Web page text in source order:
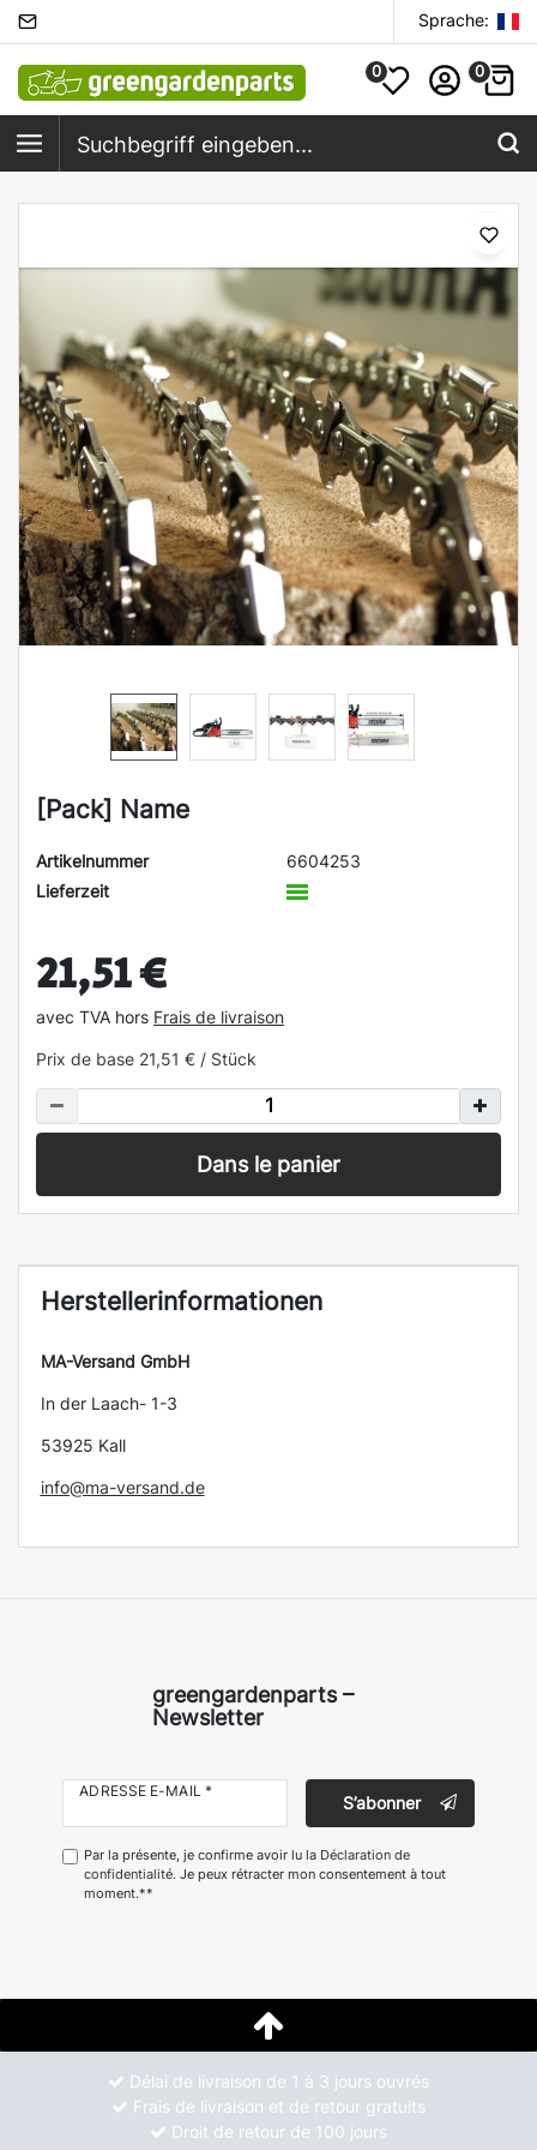
Sprache:
0 0
[Pack] Name
Artikelnummer
6604253
Lieferzeit
21,51 €
avec TVA hors Frais de livraison
Prix de base 21,51 € / Stück
Dans le panier
Herstellerinformationen
MA-Versand GmbH
In der Laach- 1-3
53925 Kall
info@ma-versand.de
greengardenparts –
Newsletter
ADRESSE E-MAIL *
S’abonner
Par la présente, je confirme avoir lu la Déclaration de
confidentialité. Je peux rétracter mon consentement à tout
moment.**
Délai de livraison de 1 à 3 jours ouvrés
Frais de livraison et de retour gratuits
Droit de retour de 100 jours